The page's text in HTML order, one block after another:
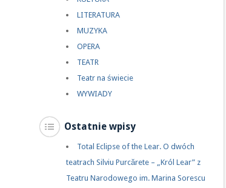
LITERATURA
MUZYKA
OPERA
TEATR
Teatr na świecie
WYWIADY
Ostatnie wpisy
Total Eclipse of the Lear. O dwóch
teatrach Silviu Purcărete – „Król Lear” z
Teatru Narodowego im. Marina Sorescu